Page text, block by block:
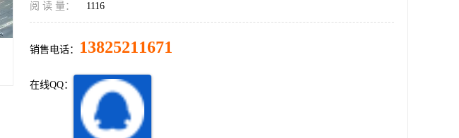
阅 读 量： 1116
销售电话： 13825211671
在线QQ：